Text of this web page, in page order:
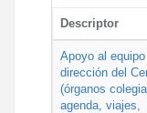
Descriptor
Apoyo al
dirección del
(órganos
agenda, viajes,